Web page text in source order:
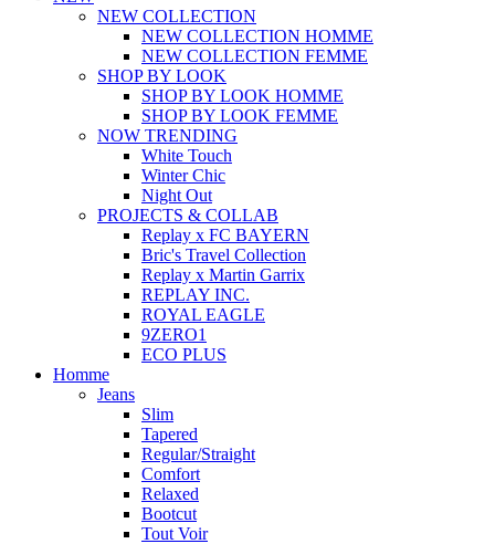
NEW COLLECTION
NEW COLLECTION HOMME
NEW COLLECTION FEMME
SHOP BY LOOK
SHOP BY LOOK HOMME
SHOP BY LOOK FEMME
NOW TRENDING
White Touch
Winter Chic
Night Out
PROJECTS & COLLAB
Replay x FC BAYERN
Bric's Travel Collection
Replay x Martin Garrix
REPLAY INC.
ROYAL EAGLE
9ZERO1
ECO PLUS
Homme
Jeans
Slim
Tapered
Regular/Straight
Comfort
Relaxed
Bootcut
Tout Voir